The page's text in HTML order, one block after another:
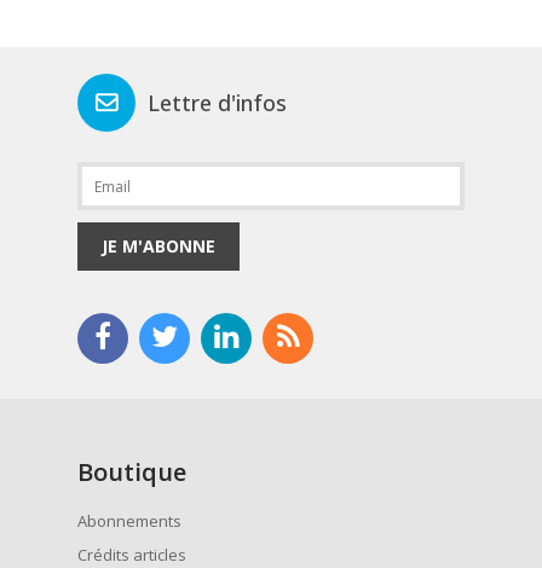
Lettre d'infos
JE M'ABONNE
Boutique
Abonnements
Crédits articles